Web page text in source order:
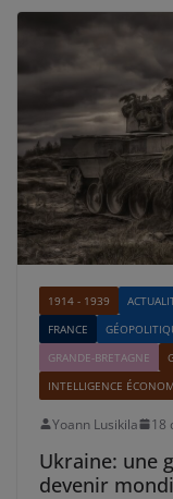
1914 - 1939
FRANCE
GRANDE-BRETAGNE
INTELLIGENCE
Yoann Lusikila 18
Ukraine: une
devenir